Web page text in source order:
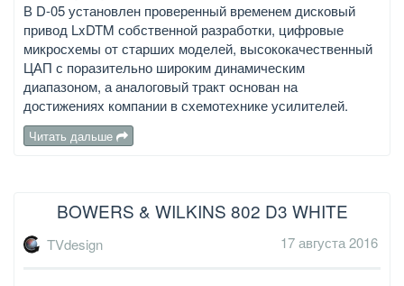
В D-05 установлен проверенный временем дисковый
привод LxDTM собственной разработки, цифровые
микросхемы от старших моделей, высококачественный
ЦАП с поразительно широким динамическим
диапазоном, а аналоговый тракт основан на
достижениях компании в схемотехнике усилителей.
Читать дальше
BOWERS & WILKINS 802 D3 WHITE
TVdesign 17 августа 2016